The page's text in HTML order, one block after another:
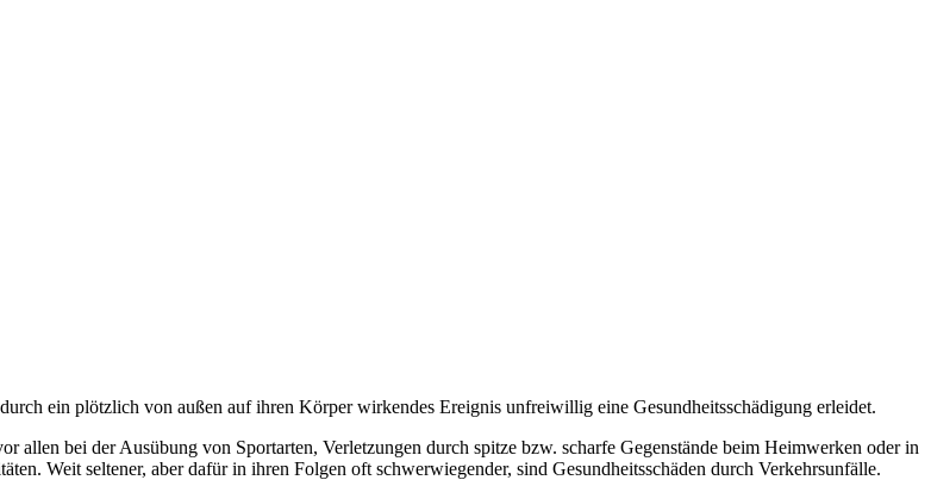
ein plötzlich von außen auf ihren Körper wirkendes Ereignis unfreiwillig eine Gesundheitsschädigung erleidet.
allen bei der Ausübung von Sportarten, Verletzungen durch spitze bzw. scharfe Gegenstände beim Heimwerken oder in
Weit seltener, aber dafür in ihren Folgen oft schwerwiegender, sind Gesundheitsschäden durch Verkehrsunfälle.